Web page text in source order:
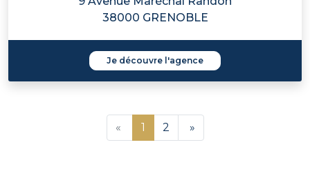
38000 GRENOBLE
Je découvre l'agence
« 1 2 »